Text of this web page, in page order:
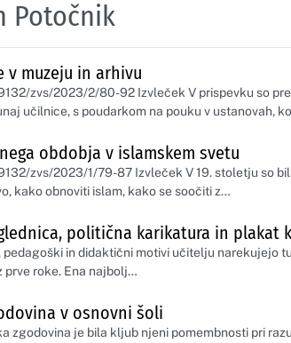
Potočnik
v muzeju in arhivu
zvs/2023/2/80-92 Izvleček V prispevku so
učilnice, s poudarkom na pouku v ustanovah,
obdobja v islamskem svetu
zvs/2023/1/79-87 Izvleček V 19. stoletju so
kako obnoviti islam, kako se soočiti z…
politična karikatura in plakat
pedagoški in didaktični motivi učitelju narekujejo
prve roke. Ena najbolj…
v osnovni šoli
zgodovina je bila kljub njeni pomembnosti pri